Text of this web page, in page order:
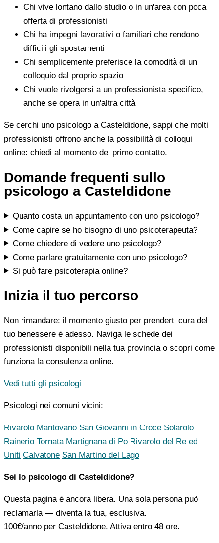
Chi vive lontano dallo studio o in un'area con poca
offerta di professionisti
Chi ha impegni lavorativi o familiari che rendono
difficili gli spostamenti
Chi semplicemente preferisce la comodità di un
colloquio dal proprio spazio
Chi vuole rivolgersi a un professionista specifico,
anche se opera in un'altra città
Se cerchi uno psicologo a Casteldidone, sappi che molti
professionisti offrono anche la possibilità di colloqui
online: chiedi al momento del primo contatto.
Domande frequenti sullo
psicologo a Casteldidone
Quanto costa un appuntamento con uno psicologo?
Come capire se ho bisogno di uno psicoterapeuta?
Come chiedere di vedere uno psicologo?
Come parlare gratuitamente con uno psicologo?
Si può fare psicoterapia online?
Inizia il tuo percorso
Non rimandare: il momento giusto per prenderti cura del
tuo benessere è adesso. Naviga le schede dei
professionisti disponibili nella tua provincia o scopri come
funziona la consulenza online.
Vedi tutti gli psicologi
Psicologi nei comuni vicini:
Rivarolo Mantovano San Giovanni in Croce Solarolo
Rainerio Tornata Martignana di Po Rivarolo del Re ed
Uniti Calvatone San Martino del Lago
Sei lo psicologo di Casteldidone?
Questa pagina è ancora libera. Una sola persona può
reclamarla — diventa la tua, esclusiva.
100€/anno per Casteldidone. Attiva entro 48 ore.